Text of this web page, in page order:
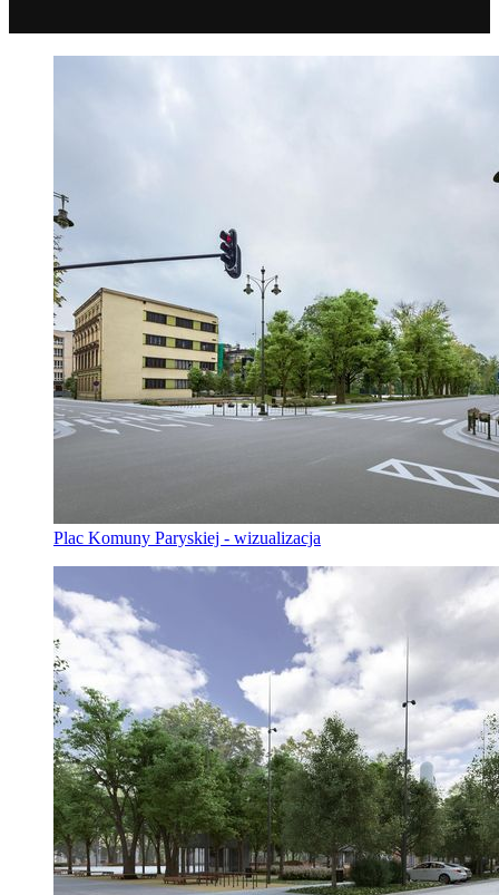
Plac Komuny Paryskiej - wizualizacja